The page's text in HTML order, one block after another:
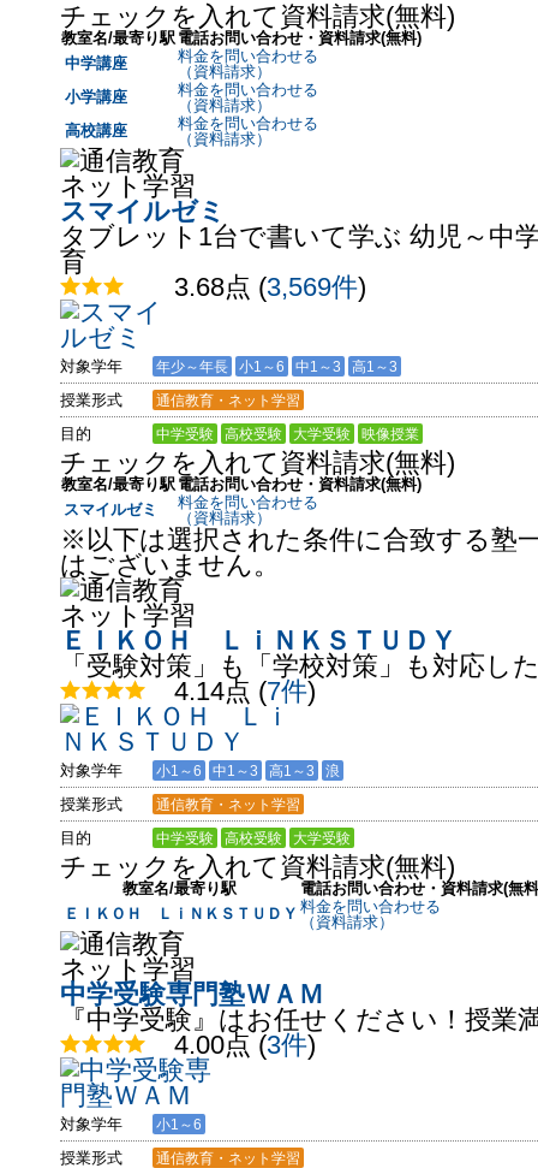
チェックを入れて資料請求(無料)
教室名/最寄り駅 電話お問い合わせ・資料請求(無料)
中学講座
料金を問い合わせる
（資料請求）
小学講座
料金を問い合わせる
（資料請求）
高校講座
料金を問い合わせる
（資料請求）
スマイルゼミ
タブレット1台で書いて学ぶ 幼児～中
育
3.68点 (3,569件)
対象学年 年少～年長 小1～6 中1～3 高1～3
授業形式 通信教育・ネット学習
目的 中学受験 高校受験 大学受験 映像授業
チェックを入れて資料請求(無料)
教室名/最寄り駅 電話お問い合わせ・資料請求(無料)
スマイルゼミ
料金を問い合わせる
（資料請求）
※以下は選択された条件に合致する塾
はございません。
ＥＩＫＯＨ ＬｉＮＫＳＴＵＤＹ
「受験対策」も「学校対策」も対応し
4.14点 (7件)
対象学年 小1～6 中1～3 高1～3 浪
授業形式 通信教育・ネット学習
目的 中学受験 高校受験 大学受験
チェックを入れて資料請求(無料)
教室名/最寄り駅
電話お問い合わせ・資料請求(無
ＥＩＫＯＨ ＬｉＮＫＳＴＵＤＹ 料金を問い合わせる
（資料請求）
中学受験専門塾ＷＡＭ
『中学受験』はお任せください！授業
4.00点 (3件)
対象学年 小1～6
授業形式 通信教育・ネット学習